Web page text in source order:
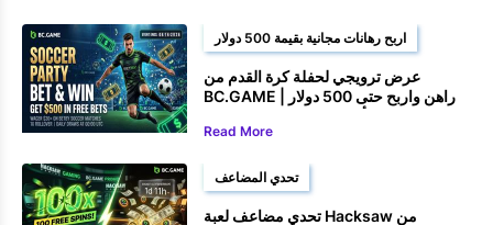
اربح رهانات مجانية بقيمة 500 دولار
عرض ترويجي لحفلة كرة القدم من
BC.GAME | راهن واربح حتى 500 دولار
Read More
تحدي المضاعف
تحدي مضاعف لعبة Hacksaw من